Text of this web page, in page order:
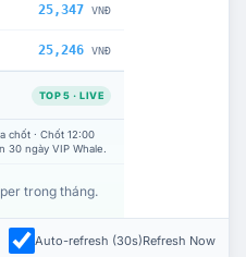
25,347 VNĐ
25,246 VNĐ
TOP 5 · LIVE
chốt · Chốt 12:00
30 ngày VIP Whale.
trong tháng.
Auto-refresh (30s)Refresh Now